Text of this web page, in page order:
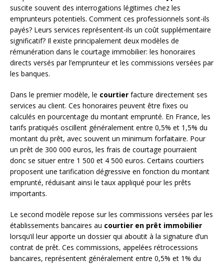
suscite souvent des interrogations légitimes chez les
emprunteurs potentiels. Comment ces professionnels sont-ils
payés? Leurs services représentent-ils un coût supplémentaire
significatif? Il existe principalement deux modèles de
rémunération dans le courtage immobilier: les honoraires
directs versés par l’emprunteur et les commissions versées par
les banques.
Dans le premier modèle, le courtier facture directement ses
services au client. Ces honoraires peuvent être fixes ou
calculés en pourcentage du montant emprunté. En France, les
tarifs pratiqués oscillent généralement entre 0,5% et 1,5% du
montant du prêt, avec souvent un minimum forfaitaire. Pour
un prêt de 300 000 euros, les frais de courtage pourraient
donc se situer entre 1 500 et 4 500 euros. Certains courtiers
proposent une tarification dégressive en fonction du montant
emprunté, réduisant ainsi le taux appliqué pour les prêts
importants.
Le second modèle repose sur les commissions versées par les
établissements bancaires au courtier en prêt immobilier
lorsqu’il leur apporte un dossier qui aboutit à la signature d’un
contrat de prêt. Ces commissions, appelées rétrocessions
bancaires, représentent généralement entre 0,5% et 1% du